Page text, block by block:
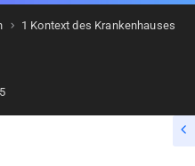
1 Kontext des Krankenhauses